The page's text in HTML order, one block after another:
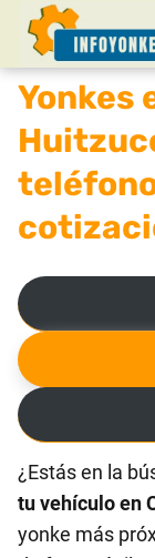
Yonkes
¿Estás en la
tu vehículo en
yonke más